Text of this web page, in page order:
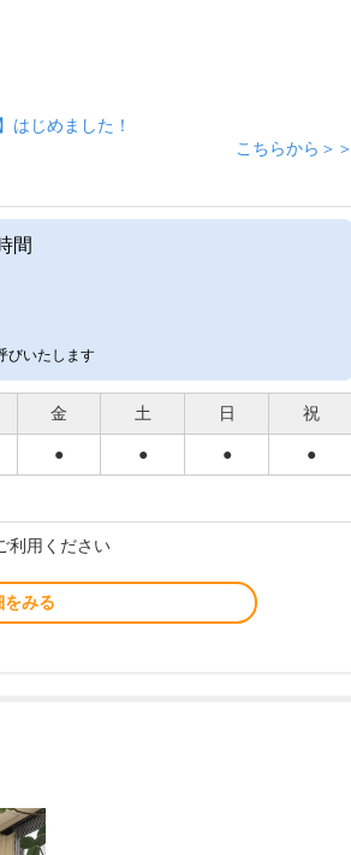
はじめました！
こちらから＞＞
間
びいたします
金 土 日 祝
● ● ● ●
利用ください
みる